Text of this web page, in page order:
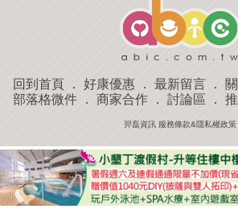
回到首頁 ． 好康優惠 ． 最新留言 ．
部落格微件． 商家合作． 討論區 ．
羿磊資訊 服務條款&隱私權政策